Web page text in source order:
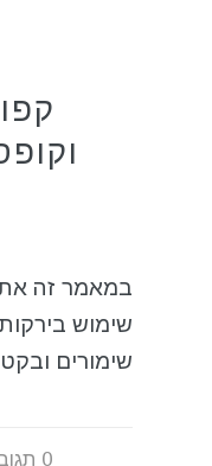
במאמר זה
שימוש
שימורים
0 תגובות
/